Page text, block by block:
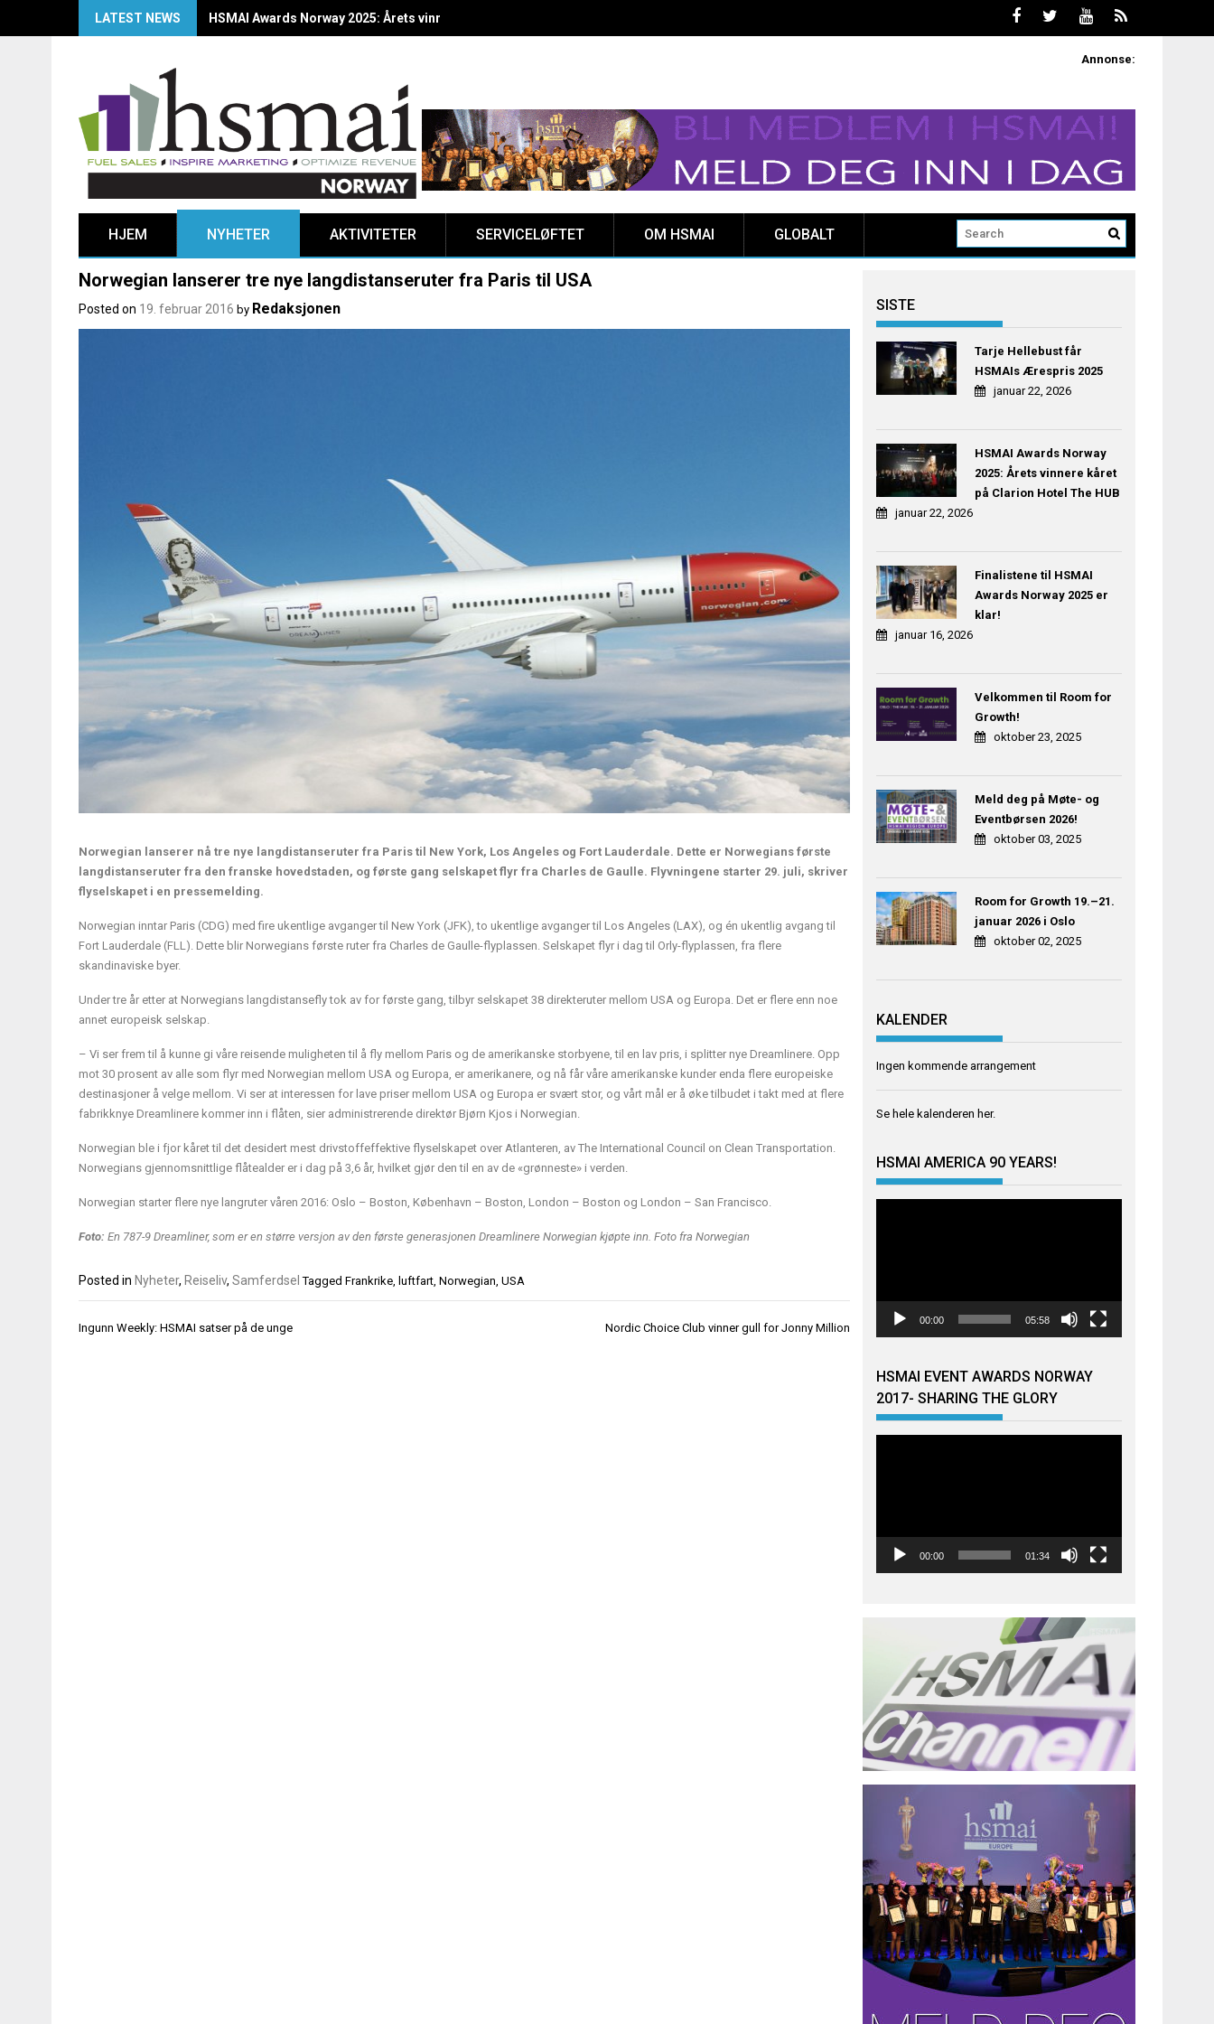
LATEST NEWS HSMAI Awards Norway 2025: Årets vinnere kåret på Clarion Hotel The HUB
Annonse:
HJEM NYHETER AKTIVITETER SERVICELØFTET OM HSMAI GLOBALT
Norwegian lanserer tre nye langdistanseruter fra Paris til USA
Posted on 19. februar 2016 by Redaksjonen
Norwegian lanserer nå tre nye langdistanseruter fra Paris til New York, Los Angeles og Fort Lauderdale. Dette er Norwegians første
langdistanseruter fra den franske hovedstaden, og første gang selskapet flyr fra Charles de Gaulle. Flyvningene starter 29. juli, skriver
flyselskapet i en pressemelding.
Norwegian inntar Paris (CDG) med fire ukentlige avganger til New York (JFK), to ukentlige avganger til Los Angeles (LAX), og én ukentlig avgang til
Fort Lauderdale (FLL). Dette blir Norwegians første ruter fra Charles de Gaulle-flyplassen. Selskapet flyr i dag til Orly-flyplassen, fra flere
skandinaviske byer.
Under tre år etter at Norwegians langdistansefly tok av for første gang, tilbyr selskapet 38 direkteruter mellom USA og Europa. Det er flere enn noe
annet europeisk selskap.
– Vi ser frem til å kunne gi våre reisende muligheten til å fly mellom Paris og de amerikanske storbyene, til en lav pris, i splitter nye Dreamlinere. Opp
mot 30 prosent av alle som flyr med Norwegian mellom USA og Europa, er amerikanere, og nå får våre amerikanske kunder enda flere europeiske
destinasjoner å velge mellom. Vi ser at interessen for lave priser mellom USA og Europa er svært stor, og vårt mål er å øke tilbudet i takt med at flere
fabrikknye Dreamlinere kommer inn i flåten, sier administrerende direktør Bjørn Kjos i Norwegian.
Norwegian ble i fjor kåret til det desidert mest drivstoffeffektive flyselskapet over Atlanteren, av The International Council on Clean Transportation.
Norwegians gjennomsnittlige flåtealder er i dag på 3,6 år, hvilket gjør den til en av de «grønneste» i verden.
Norwegian starter flere nye langruter våren 2016: Oslo – Boston, København – Boston, London – Boston og London – San Francisco.
Foto: En 787-9 Dreamliner, som er en større versjon av den første generasjonen Dreamlinere Norwegian kjøpte inn. Foto fra Norwegian
Posted in Nyheter, Reiseliv, Samferdsel Tagged Frankrike luftfart Norwegian USA
Innleggsnavigasjon
Ingunn Weekly: HSMAI satser på de unge Nordic Choice Club vinner gull for Jonny Million
SISTE
Tarje Hellebust får
HSMAIs Ærespris 2025
januar 22, 2026
HSMAI Awards Norway
2025: Årets vinnere kåret
på Clarion Hotel The HUB
januar 22, 2026
Finalistene til HSMAI
Awards Norway 2025 er
klar!
januar 16, 2026
Velkommen til Room for
Growth!
oktober 23, 2025
Meld deg på Møte- og
Eventbørsen 2026!
oktober 03, 2025
Room for Growth 19.–21.
januar 2026 i Oslo
oktober 02, 2025
KALENDER
Ingen kommende arrangement
Se hele kalenderen her.
HSMAI AMERICA 90 YEARS!
00:00 05:58
HSMAI EVENT AWARDS NORWAY
2017- SHARING THE GLORY
00:00 01:34